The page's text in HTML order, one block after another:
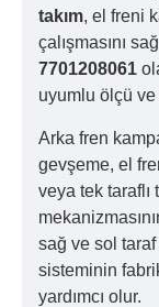
takım, el freni
çalışmasını
7701208061
uyumlu ölçü ve
Arka fren
gevşeme, el
veya tek
sağ ve sol
sisteminin
yardımcı olur.